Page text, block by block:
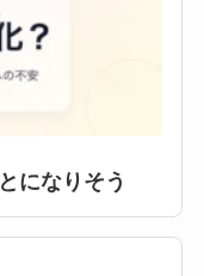
になりそう